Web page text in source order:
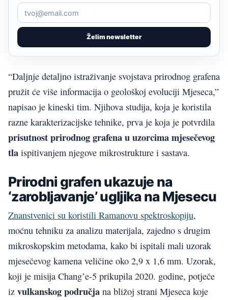
Želim newsletter
“Daljnje detaljno istraživanje svojstava prirodnog grafena
pružit će više informacija o geološkoj evoluciji Mjeseca,”
napisao je kineski tim. Njihova studija, koja je koristila
razne karakterizacijske tehnike, prva je koja je potvrdila
prisutnost prirodnog grafena u uzorcima mjesečevog
tla ispitivanjem njegove mikrostrukture i sastava.
Prirodni grafen ukazuje na
‘zarobljavanje’ ugljika na Mjesecu
Znanstvenici su koristili Ramanovu spektroskopiju,
moćnu tehniku za analizu materijala, zajedno s drugim
mikroskopskim metodama, kako bi ispitali mali uzorak
mjesečevog kamena veličine oko 2,9 x 1,6 mm. Uzorak,
koji je misija Chang’e-5 prikupila 2020. godine, potječe
iz vulkanskog područja na bližoj strani Mjeseca koje